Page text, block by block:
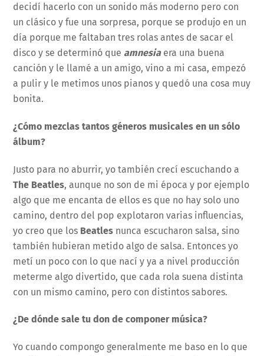
decidí hacerlo con un sonido más moderno pero con
un clásico y fue una sorpresa, porque se produjo en un
día porque me faltaban tres rolas antes de sacar el
disco y se determinó que amnesia era una buena
canción y le llamé a un amigo, vino a mi casa, empezó
a pulir y le metimos unos pianos y quedó una cosa muy
bonita.
¿Cómo mezclas tantos géneros musicales en un sólo
álbum?
Justo para no aburrir, yo también crecí escuchando a
The Beatles, aunque no son de mi época y por ejemplo
algo que me encanta de ellos es que no hay solo uno
camino, dentro del pop explotaron varias influencias,
yo creo que los Beatles nunca escucharon salsa, sino
también hubieran metido algo de salsa. Entonces yo
metí un poco con lo que nací y ya a nivel producción
meterme algo divertido, que cada rola suena distinta
con un mismo camino, pero con distintos sabores.
¿De dónde sale tu don de componer música?
Yo cuando compongo generalmente me baso en lo que